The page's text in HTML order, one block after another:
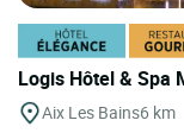
Logis Hôtel & Spa
Aix Les Bains6 km